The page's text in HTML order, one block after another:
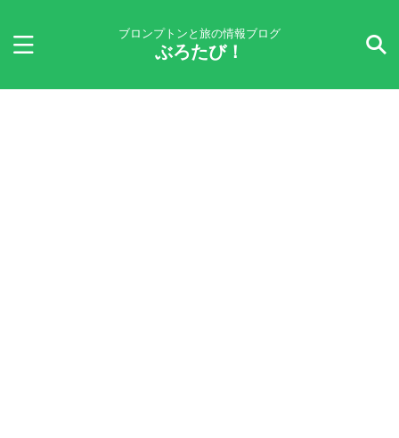
ブロンプトンと旅の情報ブログ
ぶろたび！